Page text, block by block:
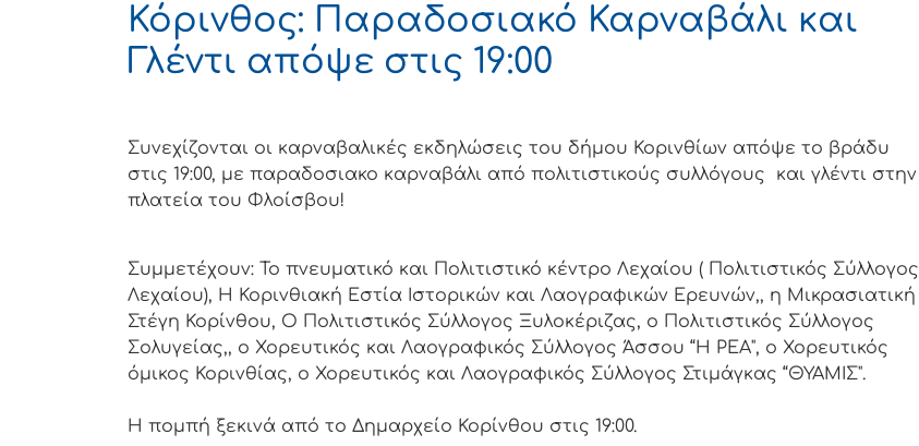
Κόρινθος: Παραδοσιακό Καρναβάλι και
Γλέντι απόψε στις 19:00
Συνεχίζονται οι καρναβαλικές εκδηλώσεις του δήμου Κορινθίων απόψε το βράδυ
στις 19:00, με παραδοσιακο καρναβάλι από πολιτιστικούς συλλόγους και γλέντι στην
πλατεία του Φλοίσβου!
Συμμετέχουν: Το πνευματικό και Πολιτιστικό κέντρο Λεχαίου ( Πολιτιστικός Σύλλογος
Λεχαίου), Η Κορινθιακή Εστία Ιστορικών και Λαογραφικών Ερευνών,, η Μικρασιατική
Στέγη Κορίνθου, Ο Πολιτιστικός Σύλλογος Ξυλοκέριζας, ο Πολιτιστικός Σύλλογος
Σολυγείας,, ο Χορευτικός και Λαογραφικός Σύλλογος Άσσου “Η ΡΕΑ", ο Χορευτικός
όμικος Κορινθίας, ο Χορευτικός και Λαογραφικός Σύλλογος Στιμάγκας “ΘΥΑΜΙΣ".
Η πομπή ξεκινά από το Δημαρχείο Κορίνθου στις 19:00.